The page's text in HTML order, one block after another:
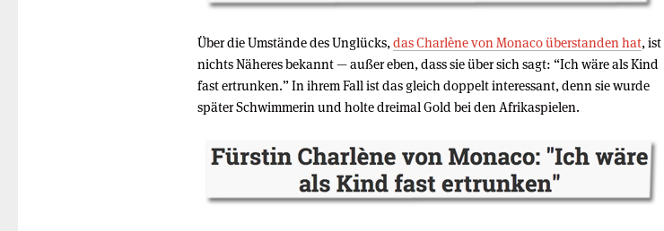
Über die Umstände des Unglücks, das Charlène von Monaco überstanden hat, ist
nichts Näheres bekannt — außer eben, dass sie über sich sagt: “Ich wäre als Kind
fast ertrunken.” In ihrem Fall ist das gleich doppelt interessant, denn sie wurde
später Schwimmerin und holte dreimal Gold bei den Afrikaspielen.